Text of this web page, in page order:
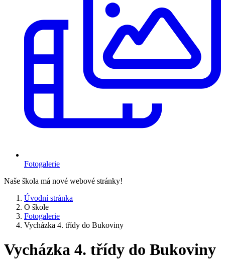
Fotogalerie
Naše škola má nové webové stránky!
Úvodní stránka
O škole
Fotogalerie
Vycházka 4. třídy do Bukoviny
Vycházka 4. třídy do Bukoviny